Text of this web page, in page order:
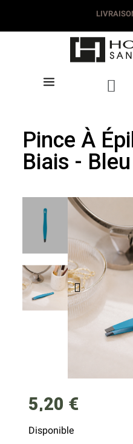
LIVRAISON
Pince À
Biais - Bleu
5,20 €
Disponible